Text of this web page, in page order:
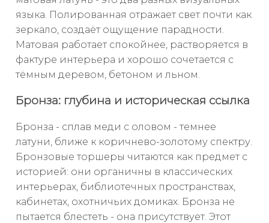
языка. Полированная отражает свет почти как
зеркало, создаёт ощущение парадности.
Матовая работает спокойнее, растворяется в
фактуре интерьера и хорошо сочетается с
тёмным деревом, бетоном и льном.
Бронза: глубина и историческая ссылка
Бронза - сплав меди с оловом - темнее
латуни, ближе к коричнево-золотому спектру.
Бронзовые торшеры читаются как предмет с
историей: они органичны в классических
интерьерах, библиотечных пространствах,
кабинетах, охотничьих домиках. Бронза не
пытается блестеть - она присутствует. Этот